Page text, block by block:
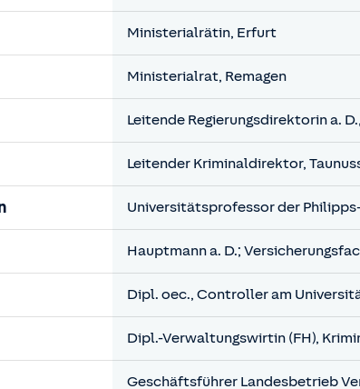
Ministerialrätin, Erfurt
Ministerialrat, Remagen
Leitende Regierungsdirektorin a.
Leitender Kriminaldirektor,
Universitätsprofessor der
Hauptmann a. D.;
Dipl. oec., Controller am
Dipl.-Verwaltungswirtin (FH),
Geschäftsführer Landesbetrieb